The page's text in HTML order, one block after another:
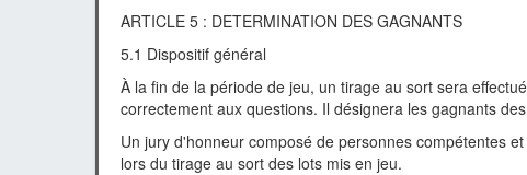
ARTICLE 5 : DETERMINATION DES GAGNANTS
5.1 Dispositif général
À la fin de la période de jeu, un tirage au sort sera
correctement aux questions. Il désignera les gagnants
Un jury d'honneur composé de personnes compétentes
lors du tirage au sort des lots mis en jeu.